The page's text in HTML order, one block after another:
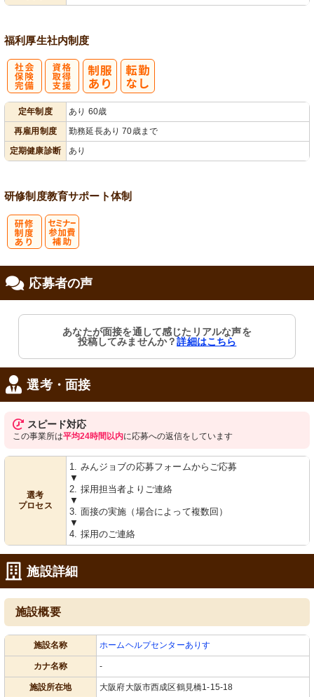
福利厚生社内制度
定年制度
あり 60歳
再雇用制度
勤務延長あり 70歳まで
定期健康診断
あり
研修制度教育サポート体制
応募者の声
あなたが面接を通して感じたリアルな声を
投稿してみませんか？詳細はこちら
選考・面接
スピード対応
この事業所は平均24時間以内に応募への返信をしています
選考
プロセス
1. みんジョブの応募フォームからご応募
▼
2. 採用担当者よりご連絡
▼
3. 面接の実施（場合によって複数回）
▼
4. 採用のご連絡
施設詳細
施設概要
施設名称 ホームヘルプセンターありす
カナ名称 -
施設所在地 大阪府大阪市西成区鶴見橋1-15-18